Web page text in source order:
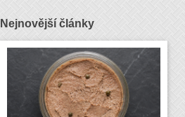
Nejnovější články